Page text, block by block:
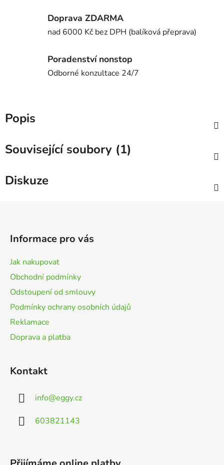
Doprava ZDARMA
nad 6000 Kč bez DPH (balíková přeprava)
Poradenství nonstop
Odborné konzultace 24/7
Popis
Související soubory (1)
Diskuze
Informace pro vás
Jak nakupovat
Obchodní podmínky
Odstoupení od smlouvy
Podmínky ochrany osobních údajů
Reklamace
Doprava a platba
Kontakt
info@eggy.cz
603821143